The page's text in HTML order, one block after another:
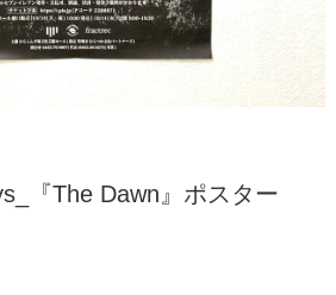
『The Dawn』ポスター